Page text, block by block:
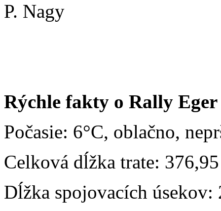
P. Nagy
Rýchle fakty o Rally Eger
Počasie: 6°C, oblačno,
Celková dĺžka trate:
Dĺžka spojovacích úsekov: